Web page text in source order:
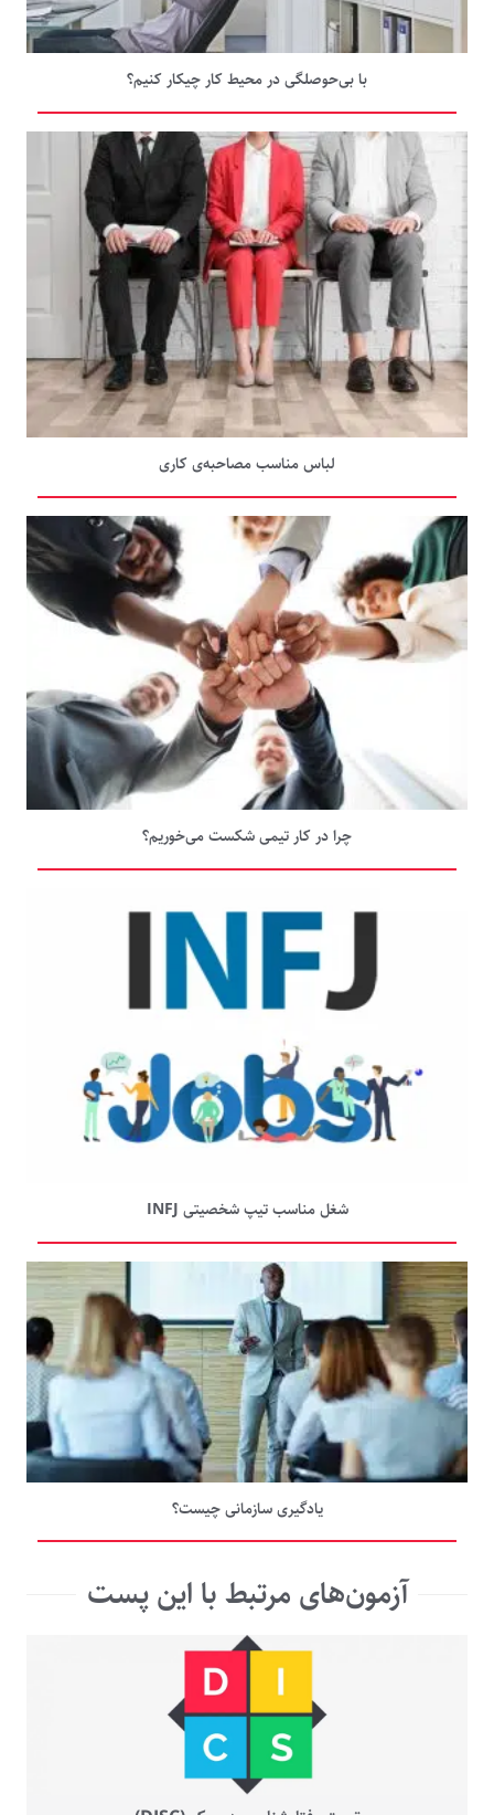
با بی‌حوصلگی در محیط کار چیکار کنیم؟
لباس مناسب مصاحبه‌ی کاری
چرا در کار تیمی شکست می‌خوریم؟
شغل مناسب تیپ شخصیتی INFJ
یادگیری سازمانی چیست؟
آزمون‌های مرتبط با این پست